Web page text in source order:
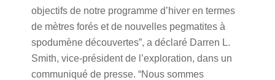
objectifs de notre programme d’hiver en termes
de mètres forés et de nouvelles pegmatites à
spodumène découvertes”, a déclaré Darren L.
Smith, vice-président de l’exploration, dans un
communiqué de presse. “Nous sommes